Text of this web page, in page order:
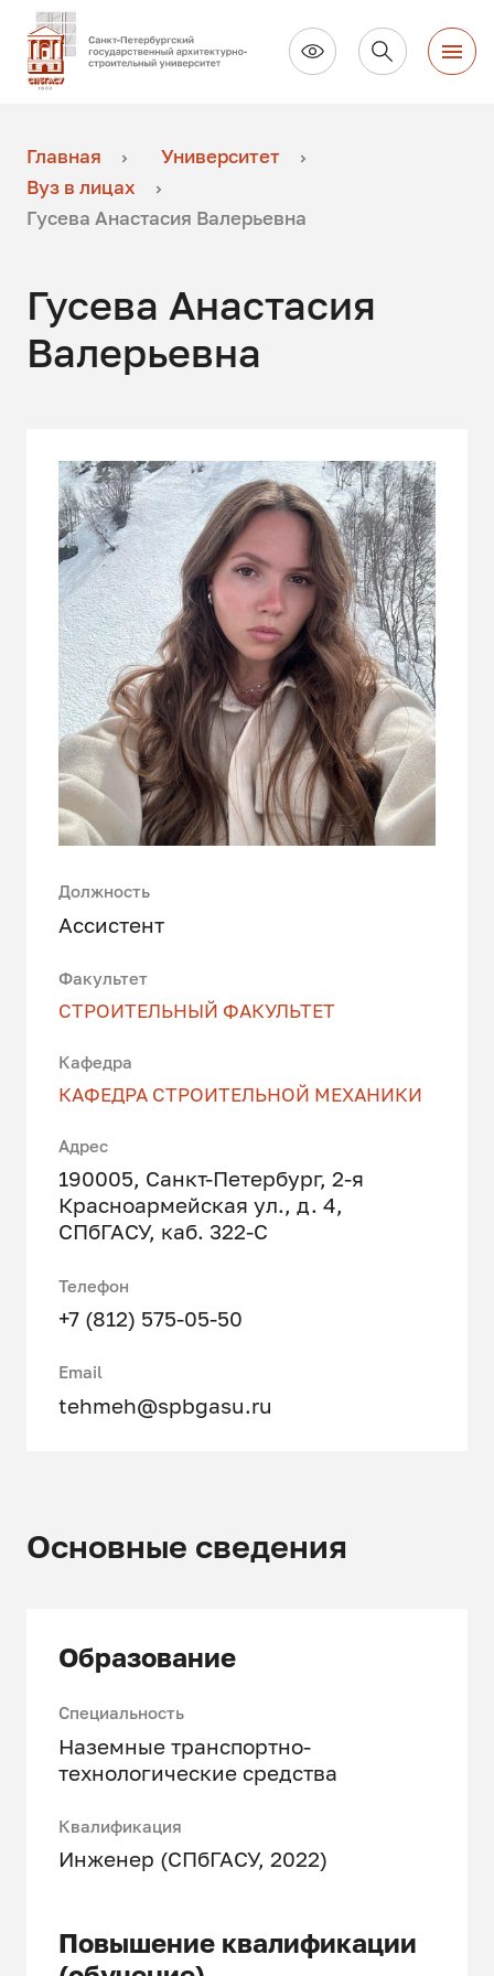
Главная
Университет
Вуз в лицах
Гусева Анастасия Валерьевна
Гусева Анастасия
Валерьевна
Должность
Ассистент
Факультет
СТРОИТЕЛЬНЫЙ ФАКУЛЬТЕТ
Кафедра
КАФЕДРА СТРОИТЕЛЬНОЙ МЕХАНИКИ
Адрес
190005, Санкт-Петербург, 2-я
Красноармейская ул., д. 4,
СПбГАСУ, каб. 322-С
Телефон
+7 (812) 575-05-50
Email
tehmeh@spbgasu.ru
Основные сведения
Образование
Специальность
Наземные транспортно-
технологические средства
Квалификация
Инженер (СПбГАСУ, 2022)
Повышение квалификации